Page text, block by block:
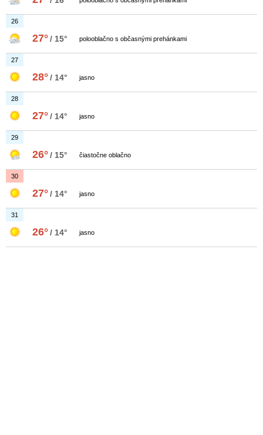
26
27°/ 15° polooblačno s občasnými prehánkami
27
28°/ 14° jasno
28
27°/ 14° jasno
29
26°/ 15° čiastočne oblačno
30
27°/ 14° jasno
31
26°/ 14° jasno